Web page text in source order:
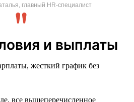
главный HR-специалист
и выплаты
жесткий график без
все вышеперечисленное